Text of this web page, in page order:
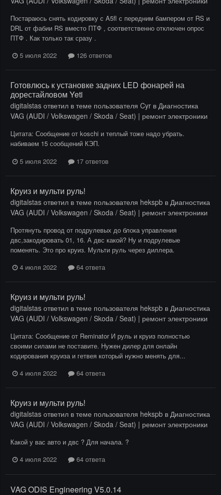
Постараюсь снять кодировку с A5fl с передним бампером от RS и
DRL от фабии RS вместо ПТФ , соответственно отключен опрос
ПТФ . Как только так сразу .
5 июля 2022
126 ответов
Готовлюсь к установке задних LED фонарей на
дорестайловом Yeti
digitalstas ответил в теме пользователя Cyr в Диагностика
VAG (AUDI / Volkswagen / Skoda / Seat) | ремонт электроники
Цитата: Сообщение от koschi и теплый тоже надо убрать.
набиваем 15 сообщений КЭП.
5 июля 2022
17 ответов
Круиз и мульти руль!
digitalstas ответил в теме пользователя hekspb в Диагностика
VAG (AUDI / Volkswagen / Skoda / Seat) | ремонт электроники
Протянуть провод от подрулевых до блока управления
двс,закодировать 01, 16. А двс какой? Ну и подрулевые
поменять. Это про круиз. Мульти руль через диллера.
4 июля 2022
64 ответа
Круиз и мульти руль!
digitalstas ответил в теме пользователя hekspb в Диагностика
VAG (AUDI / Volkswagen / Skoda / Seat) | ремонт электроники
Цитата: Сообщение от Reminator И руль и круиз полностью
своими силами не поставите. Нужен дилер для онлайн
кодирования круиза и гетвея который нужно менять для...
4 июля 2022
64 ответа
Круиз и мульти руль!
digitalstas ответил в теме пользователя hekspb в Диагностика
VAG (AUDI / Volkswagen / Skoda / Seat) | ремонт электроники
Какой у вас авто и двс ? Для начала. ?
4 июля 2022
64 ответа
VAG ODIS Engineering V5.0.14